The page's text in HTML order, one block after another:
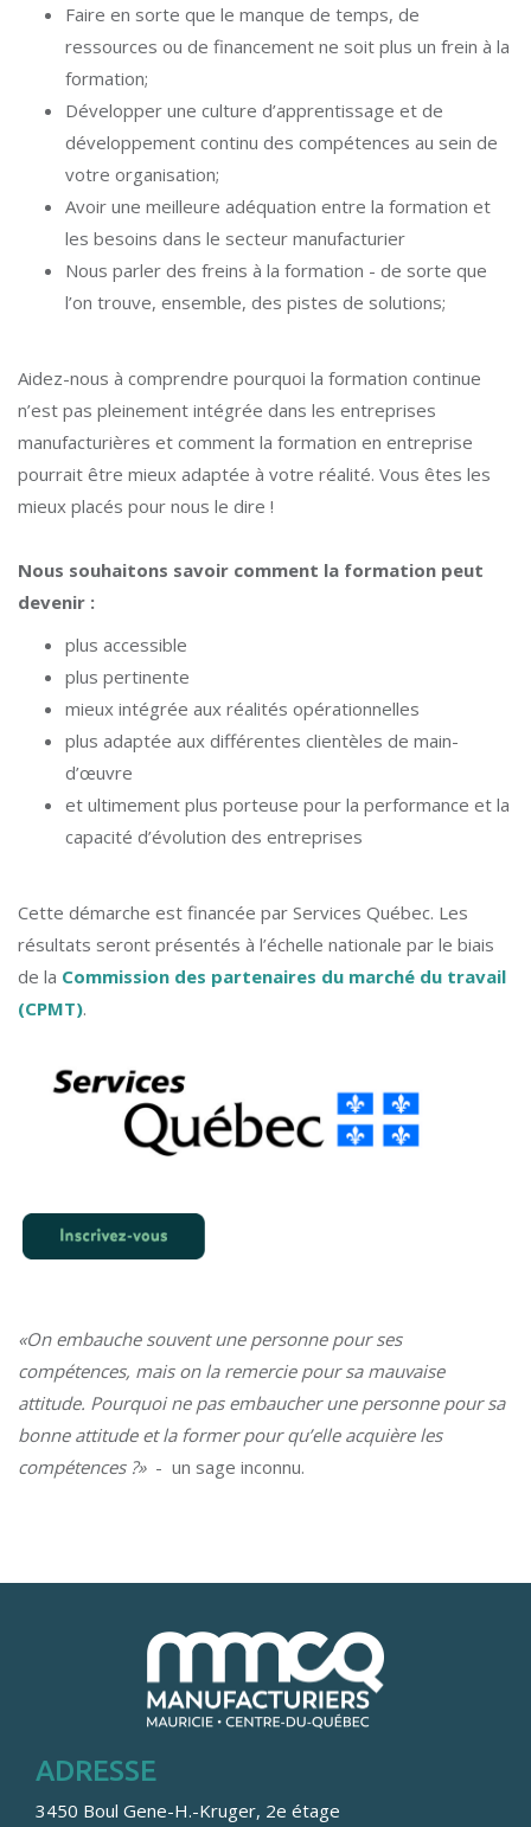
Faire en sorte que le manque de temps, de
ressources ou de financement ne soit plus un frein à la
formation;
Développer une culture d’apprentissage et de
développement continu des compétences au sein de
votre organisation;
Avoir une meilleure adéquation entre la formation et
les besoins dans le secteur manufacturier
Nous parler des freins à la formation - de sorte que
l’on trouve, ensemble, des pistes de solutions;
Aidez-nous à comprendre pourquoi la formation continue
n’est pas pleinement intégrée dans les entreprises
manufacturières et comment la formation en entreprise
pourrait être mieux adaptée à votre réalité. Vous êtes les
mieux placés pour nous le dire !
Nous souhaitons savoir comment la formation peut
devenir :
plus accessible
plus pertinente
mieux intégrée aux réalités opérationnelles
plus adaptée aux différentes clientèles de main-
d’œuvre
et ultimement plus porteuse pour la performance et la
capacité d’évolution des entreprises
Cette démarche est financée par Services Québec. Les
résultats seront présentés à l’échelle nationale par le biais
de la Commission des partenaires du marché du travail
(CPMT).
«On embauche souvent une personne pour ses
compétences, mais on la remercie pour sa mauvaise
attitude. Pourquoi ne pas embaucher une personne pour sa
bonne attitude et la former pour qu’elle acquière les
compétences ?»- un sage inconnu.
ADRESSE
3450 Boul Gene-H.-Kruger, 2e étage